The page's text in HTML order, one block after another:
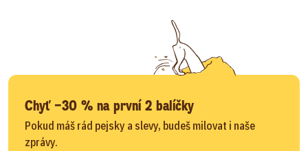
Chyť −30 % na první 2 balíčky
Pokud máš rád pejsky a slevy, budeš milovat i naše
zprávy.